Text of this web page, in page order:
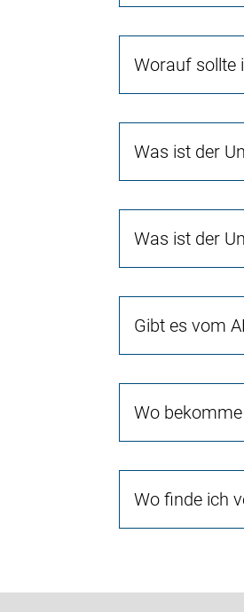
Worauf sollte
Was ist der
Was ist der
Gibt es vom
Wo
Wo finde ich